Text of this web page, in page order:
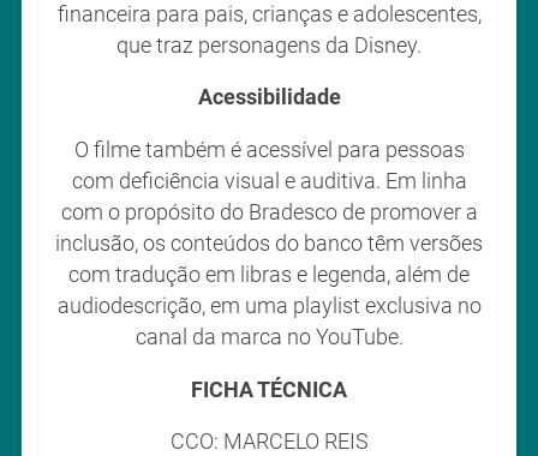
financeira para pais, crianças e adolescentes,
que traz personagens da Disney.
Acessibilidade
O filme também é acessível para pessoas
com deficiência visual e auditiva. Em linha
com o propósito do Bradesco de promover a
inclusão, os conteúdos do banco têm versões
com tradução em libras e legenda, além de
audiodescrição, em uma playlist exclusiva no
canal da marca no YouTube.
FICHA TÉCNICA
CCO: MARCELO REIS